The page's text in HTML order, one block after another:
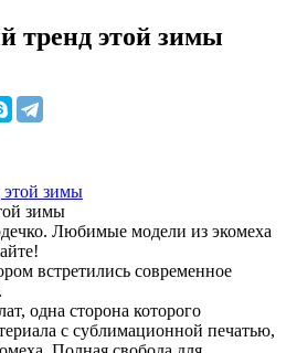
тренд этой зимы
зимы
Любимые модели из экомеха
встретились современное
одна сторона которого
с сублимационной печатью,